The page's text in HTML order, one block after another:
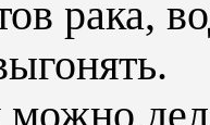
рака,
можно